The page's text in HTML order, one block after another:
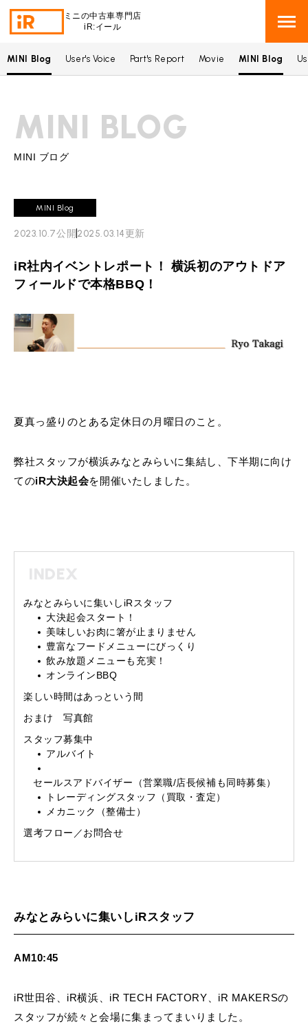
ミニの中古車専門店
iR:イール
BMW MINI BMWミニ 在庫検索
ROVER MINI ローバーミニ 在庫検索
TRADE 買取
TOP
iRの買取が他社よりも高い理由
必要書類
iRで愛車を売却されたお客様の声
MAINTENANCE
TOP
BMWミニ メンテナンス
ローバーミニ メンテナンス
最近の修理実績
BLOG & MEDIA ブログ＆メディア
TOP
User's Voice
MINI KNOWLEDGE ミニナレッジ
TOP
BMWミニナレッジ
ABOUT iR
MAP
お問い合わせ サイトマップ
工場
BMW MINI
MINI Blog User's Voice Part's Report Movie MINI Blog
MINI BLOG
MINI ブログ
MINI Blog
2023.10.7公開 2025.03.14更新
iR社内イベントレポート！ 横浜初のアウトドア
フィールドで本格BBQ！
夏真っ盛りのとある定休日の月曜日のこと。
弊社スタッフが横浜みなとみらいに集結し、下半期に向け
てのiR大決起会を開催いたしました。
INDEX
みなとみらいに集いしiRスタッフ
大決起会スタート！
美味しいお肉に箸が止まりません
豊富なフードメニューにびっくり
飲み放題メニューも充実！
オンラインBBQ
楽しい時間はあっという間
おまけ 写真館
スタッフ募集中
アルバイト
セールスアドバイザー（営業職/店長候補も同時募集）
トレーディングスタッフ（買取・査定）
メカニック（整備士）
選考フロー／お問合せ
みなとみらいに集いしiRスタッフ
AM10:45
iR世田谷、iR横浜、iR TECH FACTORY、iR MAKERSの
スタッフが続々と会場に集まってまいりました。